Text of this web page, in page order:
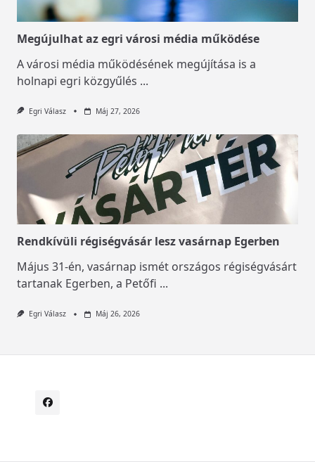
Megújulhat az egri városi média működése
A városi média működésének megújítása is a
holnapi egri közgyűlés ...
Egri Válasz Máj 27, 2026
Rendkívüli régiségvásár lesz vasárnap Egerben
Május 31-én, vasárnap ismét országos régiségvásárt
tartanak Egerben, a Petőfi ...
Egri Válasz Máj 26, 2026